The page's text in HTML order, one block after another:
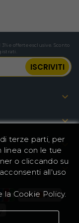
2000MHz
Nessun
3200Mhz
1TB
predefinita:




e offerte esclusive. Sconto
terze parti, per
linea con le tue
o cliccando su
all'uso
la Cookie Policy.